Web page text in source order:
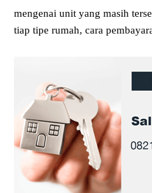
mengenai unit yang masih
tiap tipe rumah, cara